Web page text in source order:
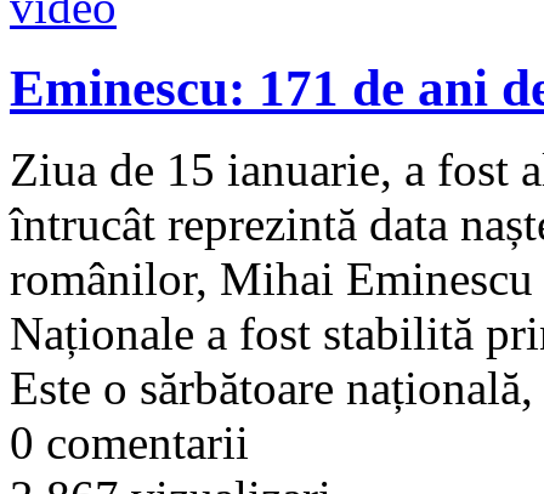
Eminescu: 171 de ani
Ziua de 15 ianuarie, a fost
întrucât reprezintă data
românilor, Mihai
Naționale a fost stabilită
Este o sărbătoare
0 comentarii